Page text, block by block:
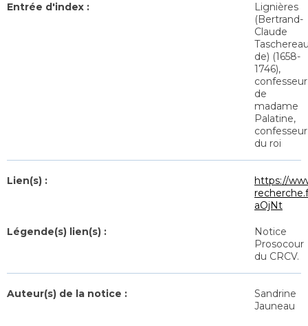
Entrée d'index :
Lignières
(Bertrand-
Claude
de) (1658-
1746),
confesseur
de
madame
Palatine,
confesseur
du roi
Lien(s) :
https://
aOjNt
Légende(s) lien(s) :
Notice
Prosocour
du CRCV.
Auteur(s) de la notice :
Sandrine
Jauneau